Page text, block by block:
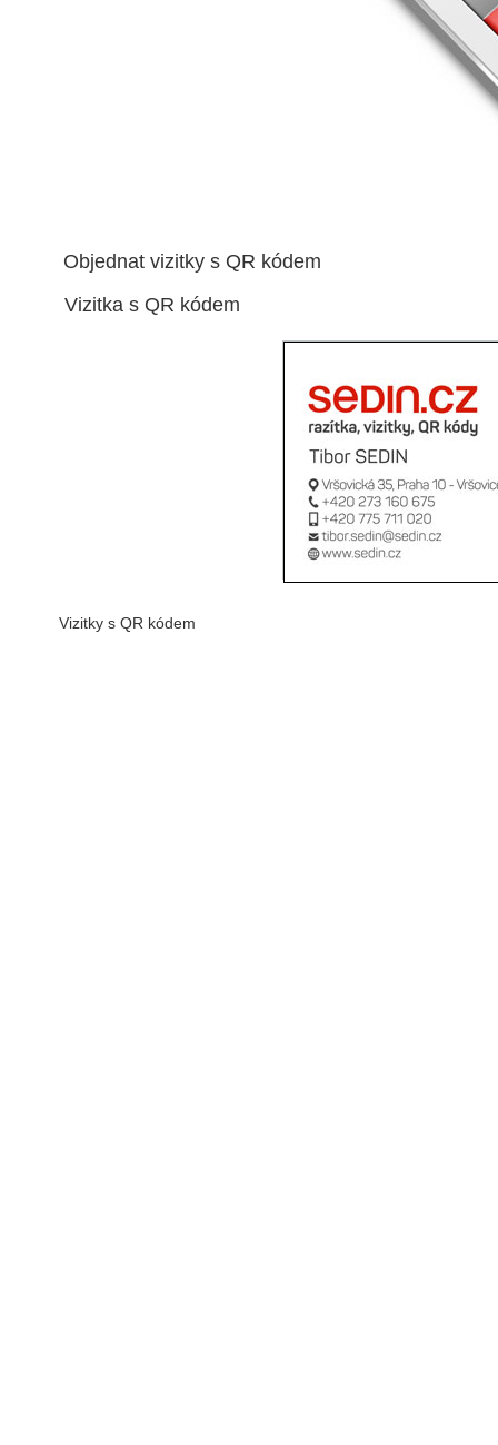
Vizitky s QR kódem
Vizitka s QR kódem
Objednat vizitky s QR kódem